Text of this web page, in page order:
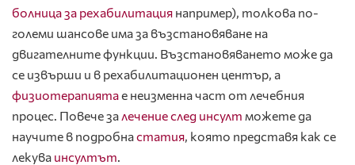
болница за рехабилитация например), толкова по-
големи шансове има за възстановяване на
двигателните функции. Възстановяването може да
се извърши и в рехабилитационен център, а
физиотерапиятае неизменна част от лечебния
процес. Повече за лечение след инсулт можете да
научите в подробнастатия, която представя как се
лекува инсултът